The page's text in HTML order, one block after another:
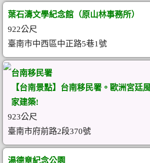
葉石濤文學紀念館（原山林事務所）
922公尺
臺南市中西區中正路5巷1號
台南移民署
【台南景點】台南移民署。歐洲宮廷
家建築!
923公尺
臺南市府前路2段370號
湯德章紀念公園